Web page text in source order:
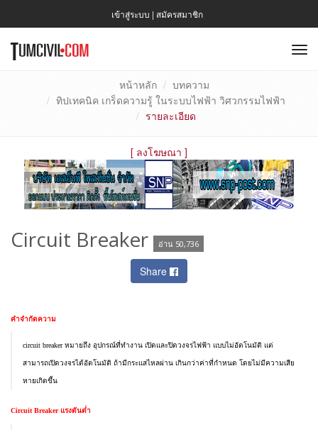
เข้าสู่ระบบ | สมัครสมาชิก
หน้าหลัก
บทความ
ทิปเทคนิค เกร็ดความรู้ ในระบบไฟฟ้า วิศวกรรมไฟฟ้า
รายละเอียด
[ ลงโฆษณา ]
Circuit Breaker อ่าน 50,736
Share
คำจำกัดความ
circuit breaker หมายถึง อุปกรณ์ที่ทำงาน เปิดและปิดวงจรไฟฟ้า แบบไม่อัตโนมัติ แต่
สามารถเปิดวงจรได้อัตโนมัติ ถ้ามีกระแสไหลผ่าน เกินกว่าค่าที่กำหนด โดยไม่มีความเสีย
หายเกิดขึ้น
Circuit Breaker แรงดันต่ำ